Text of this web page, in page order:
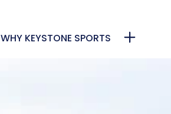
WHY KEYSTONE SPORTS